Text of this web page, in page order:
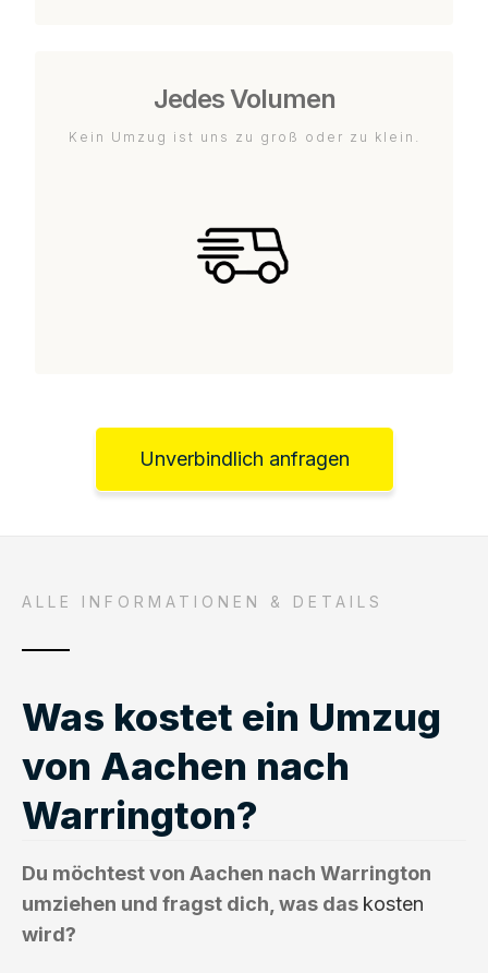
Jedes Volumen
Kein Umzug ist uns zu groß oder zu klein.
Unverbindlich anfragen
ALLE INFORMATIONEN & DETAILS
Was kostet ein Umzug
von Aachen nach
Warrington?
Du möchtest von Aachen nach Warrington
umziehen und fragst dich, was das kosten
wird?